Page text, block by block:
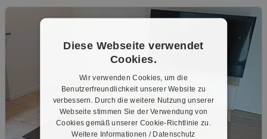
Diese Webseite verwendet
Cookies.
Wir verwenden Cookies, um die
Benutzerfreundlichkeit unserer Website zu
verbessern. Durch die weitere Nutzung unserer
Webseite stimmen Sie der Verwendung von
Cookies gemäß unserer Cookie-Richtlinie zu.
Weitere Informationen / Datenschutz